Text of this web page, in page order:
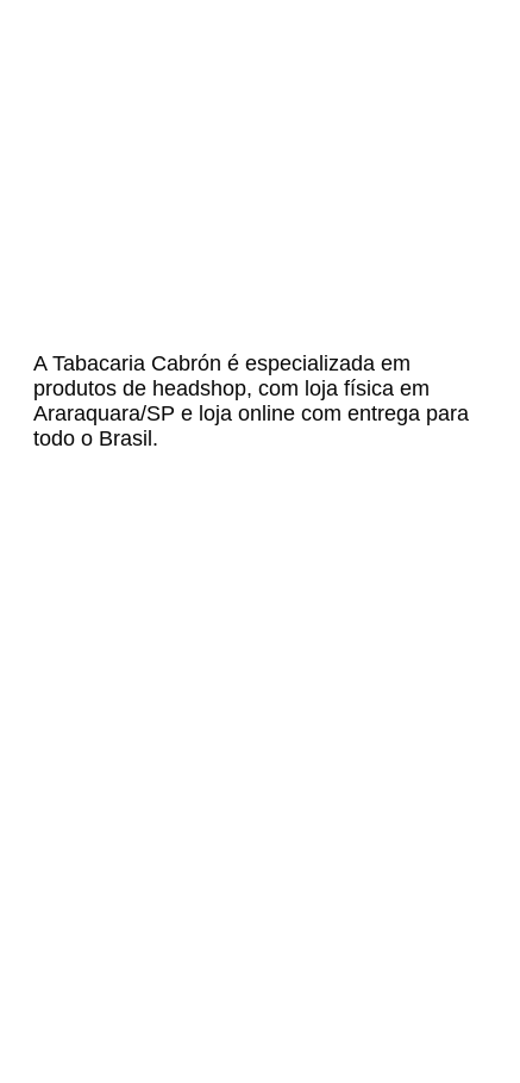
A Tabacaria Cabrón é especializada em
produtos de headshop, com loja física em
Araraquara/SP e loja online com entrega para
todo o Brasil.